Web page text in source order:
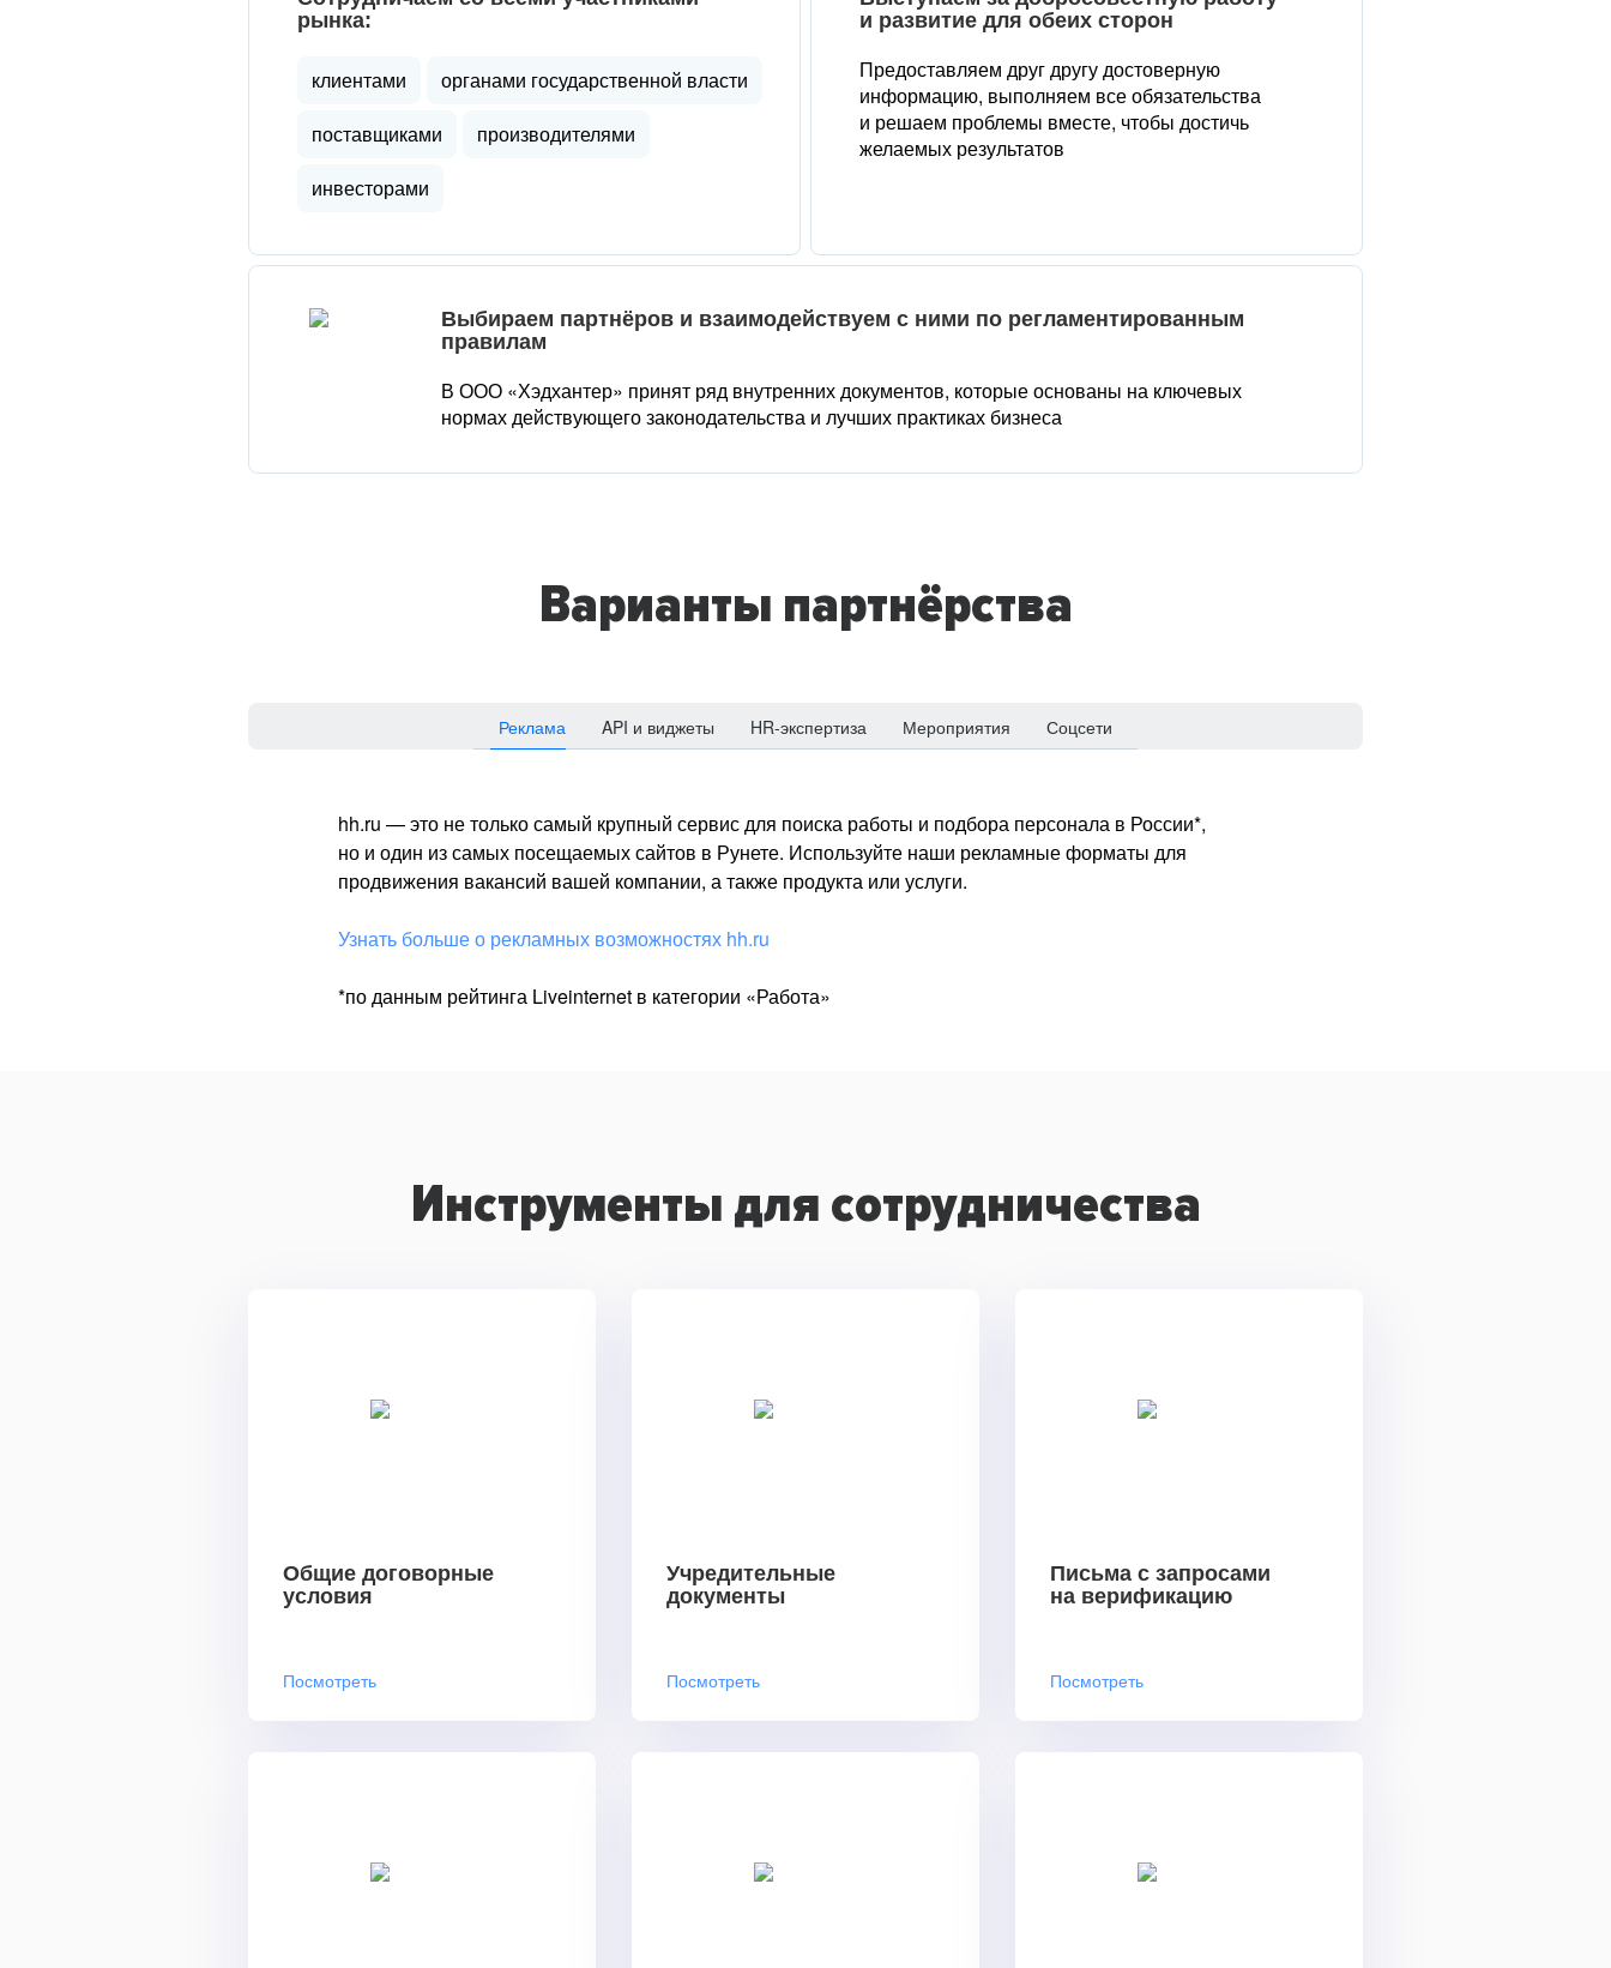
рынка:
клиентами
органами государственной власти
поставщиками
производителями
инвесторами
и развитие для обеих сторон
Предоставляем друг другу достоверную
информацию, выполняем все обязательства
и решаем проблемы вместе, чтобы достичь
желаемых результатов
Выбираем партнёров и взаимодействуем с ними по регламентированным
правилам
В ООО «Хэдхантер» принят ряд внутренних документов, которые основаны на ключевых
нормах действующего законодательства и лучших практиках бизнеса
Варианты партнёрства
Реклама API и виджеты HR-экспертиза Мероприятия Соцсети
hh.ru — это не только самый крупный сервис для поиска работы и подбора персонала в России*,
но и один из самых посещаемых сайтов в Рунете. Используйте наши рекламные форматы для
продвижения вакансий вашей компании, а также продукта или услуги.
Узнать больше о рекламных возможностях hh.ru
*по данным рейтинга Liveinternet в категории «Работа»
Инструменты для сотрудничества
Общие договорные
условия
Посмотреть
Учредительные
документы
Посмотреть
Письма с запросами
на верификацию
Посмотреть